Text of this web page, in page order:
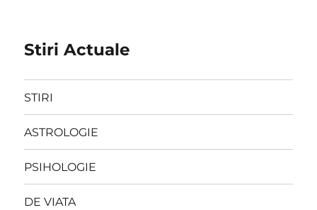
Stiri Actuale
STIRI
ASTROLOGIE
PSIHOLOGIE
DE VIATA